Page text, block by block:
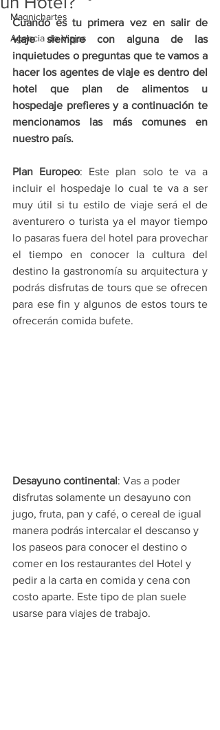
Magnichartes
Agencia de Viajes
Cuando es tu primera vez en salir de
viaje siempre con alguna de las
inquietudes o preguntas que te vamos a
hacer los agentes de viaje es dentro del
hotel que plan de alimentos u
hospedaje prefieres y a continuación te
mencionamos las más comunes en
nuestro país.
Plan Europeo: Este plan solo te va a
incluir el hospedaje lo cual te va a ser
muy útil si tu estilo de viaje será el de
aventurero o turista ya el mayor tiempo
lo pasaras fuera del hotel para provechar
el tiempo en conocer la cultura del
destino la gastronomía su arquitectura y
podrás disfrutas de tours que se ofrecen
para ese fin y algunos de estos tours te
ofrecerán comida bufete.
Desayuno continental: Vas a poder
disfrutas solamente un desayuno con
jugo, fruta, pan y café, o cereal de igual
manera podrás intercalar el descanso y
los paseos para conocer el destino o
comer en los restaurantes del Hotel y
pedir a la carta en comida y cena con
costo aparte. Este tipo de plan suele
usarse para viajes de trabajo.